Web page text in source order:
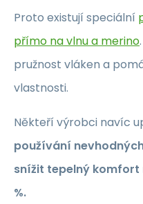
Proto existují speciální
přímo na vlnu a merino
pružnost vláken a
vlastnosti.
Někteří výrobci navíc
používání
snížit tepelný komfort
%.